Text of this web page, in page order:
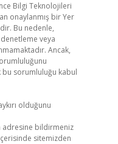
Bilgi Teknolojileri
onaylanmış bir Yer
Bu nedenle,
veya
Ancak,
bu sorumluluğu kabul
olduğunu
adresine bildirmeniz
sitemizden